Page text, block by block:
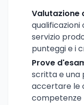
Valutazione
qualificazioni
servizio
punteggi e i
Prove
scritta e una
accertare le
competenze